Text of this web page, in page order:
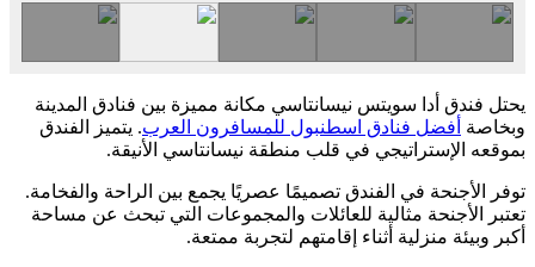
يحتل فندق أدا سويتس نيسانتاسي مكانة مميزة بين فنادق المدينة
وبخاصة أفضل فنادق اسطنبول للمسافرون العرب. يتميز الفندق
بموقعه الإستراتيجي في قلب منطقة نيسانتاسي الأنيقة.
توفر الأجنحة في الفندق تصميمًا عصريًا يجمع بين الراحة والفخامة.
تعتبر الأجنحة مثالية للعائلات والمجموعات التي تبحث عن مساحة
أكبر وبيئة منزلية أثناء إقامتهم لتجربة ممتعة.